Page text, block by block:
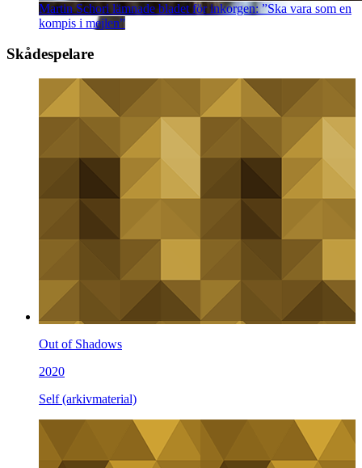
Martin Schori lämnade bladet för inkorgen: ”Ska vara som en
kompis i mejlen”
Skådespelare
Out of Shadows
2020
Self (arkivmaterial)